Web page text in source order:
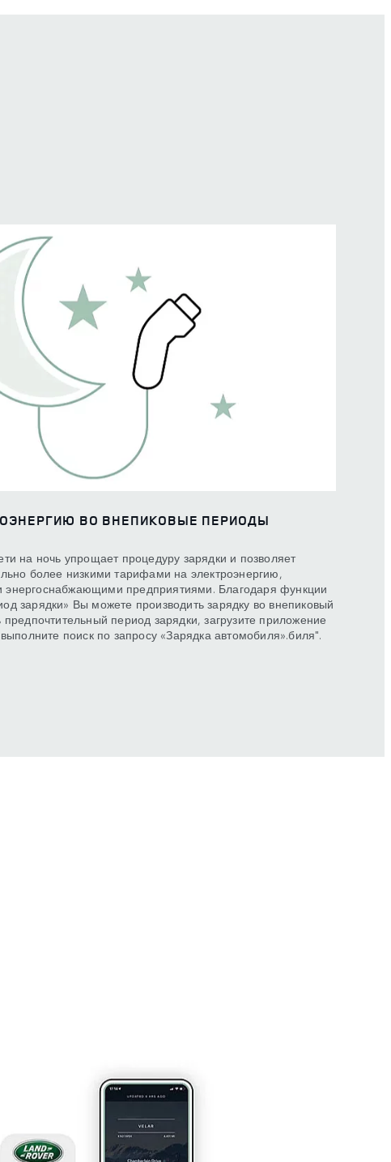
ВО ВНЕПИКОВЫЕ ПЕРИОДЫ
на ночь упрощает процедуру зарядки и позволяет
более низкими тарифами на электроэнергию,
предприятиями. Благодаря функции
зарядки» Вы можете производить зарядку во внепиковый
период зарядки, загрузите приложение
поиск по запросу «Зарядка автомобиля».биля".